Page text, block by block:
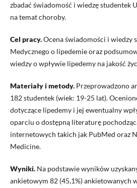
zbadać świadomość i wiedzę studentek
na temat choroby.
Cel pracy.Ocena świadomości i wiedzy
Medycznego o lipedemie oraz
wiedzy o wpływie lipedemy na jakość
Materiały i metody. Przeprowadzono
182 studentek (wiek: 19-25 lat).
dotyczące lipedemy i jej ewentualny
oparciu o dostępną literaturę
internetowych takich jak PubMed oraz
Medicine.
Wyniki. Na podstawie wyników
ankietowym 82 (45,1%) ankietowanych